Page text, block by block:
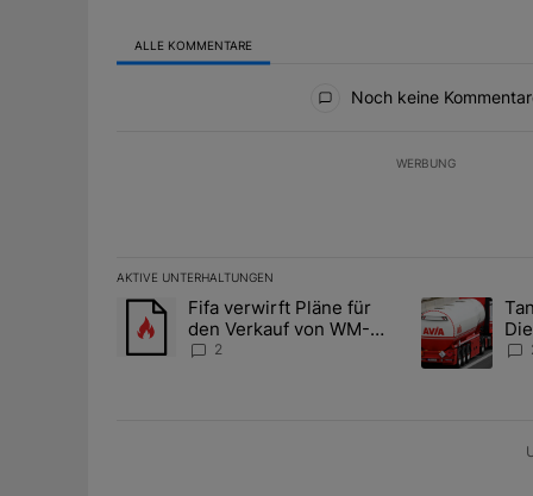
ALLE KOMMENTARE
Noch keine
WERBUNG
AKTIVE UNTERHALTUNGEN
Das Folgende ist eine Liste der am meisten
Ein Trendartikel mit dem Titel "Fifa verwirft Pläne für
Fifa verwirft Pläne für
den Verkauf von WM-
Anteilen
2
Ein